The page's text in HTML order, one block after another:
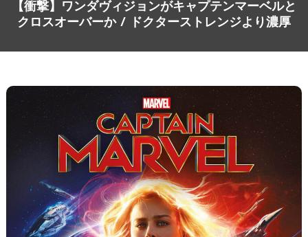
【衝撃】ワンダヴィジョンがキャプテンマーベルと
クロスオーバーか / ドクターストレンジより濃厚